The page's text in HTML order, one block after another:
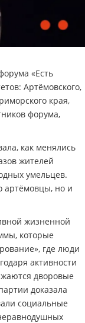
«Есть
Артёмовского,
края,
форума,
как менялись
жителей
умельцев.
артёмовцы, но и
жизненной
которые
где люди
активности
дворовые
доказала
социальные